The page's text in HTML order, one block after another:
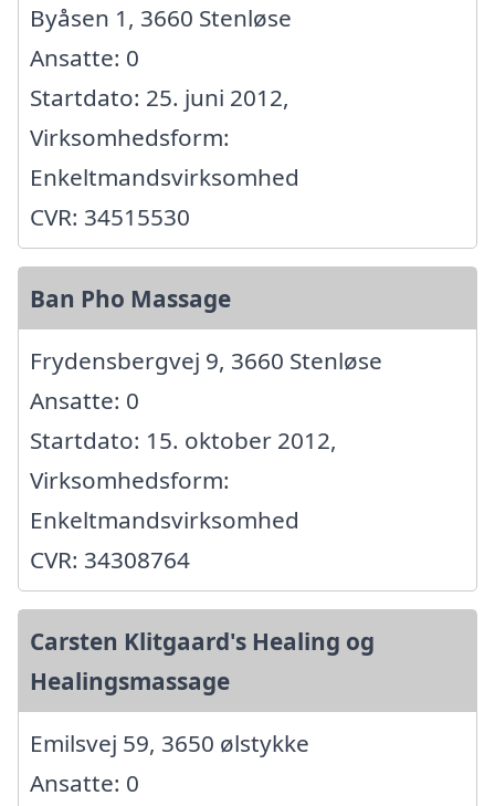
Byåsen 1, 3660 Stenløse
Ansatte: 0
Startdato: 25. juni 2012,
Virksomhedsform:
Enkeltmandsvirksomhed
CVR: 34515530
Ban Pho Massage
Frydensbergvej 9, 3660 Stenløse
Ansatte: 0
Startdato: 15. oktober 2012,
Virksomhedsform:
Enkeltmandsvirksomhed
CVR: 34308764
Carsten Klitgaard's Healing og
Healingsmassage
Emilsvej 59, 3650 ølstykke
Ansatte: 0